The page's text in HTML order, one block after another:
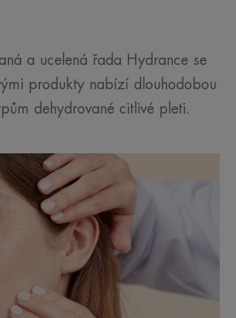
a ucelená řada Hydrance se
produkty nabízí dlouhodobou
dehydrované citlivé pleti.